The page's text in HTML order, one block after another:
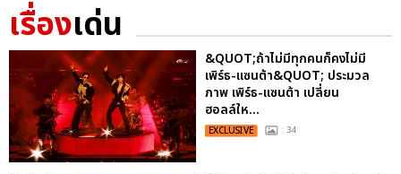
เรื่องเด่น
&QUOT;ถ้าไม่มีทุกคนก็คงไม่มี
เพิร์ธ-แซนต้า&QUOT; ประมวล
ภาพ เพิร์ธ-แซนต้า เปลี่ยน
ฮอลล์ให...
EXCLUSIVE : 34